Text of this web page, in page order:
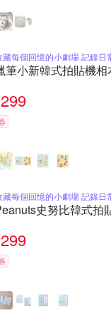
藏每個回憶的小劇場 記錄日
筆小新韓式拍貼機相
299
藏每個回憶的小劇場 記錄日
史努比韓式拍
299